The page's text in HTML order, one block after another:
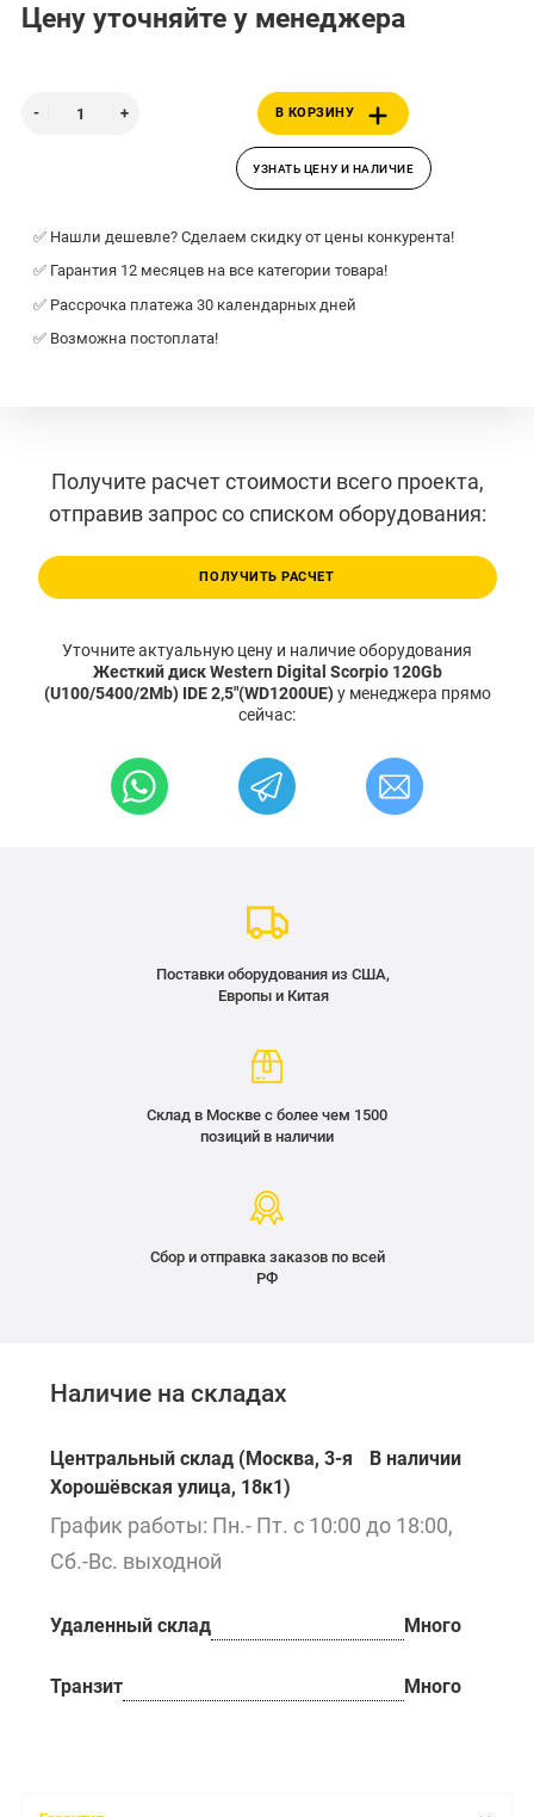
Цену уточняйте у менеджера
В КОРЗИНУ
УЗНАТЬ ЦЕНУ И НАЛИЧИЕ
✅ Нашли дешевле? Сделаем скидку от цены конкурента!
✅ Гарантия 12 месяцев на все категории товара!
✅ Рассрочка платежа 30 календарных дней
✅ Возможна постоплата!
Получите расчет стоимости всего проекта,
отправив запрос со списком оборудования:
ПОЛУЧИТЬ РАСЧЕТ
Уточните актуальную цену и наличие оборудования
Жесткий диск Western Digital Scorpio 120Gb
(U100/5400/2Mb) IDE 2,5"(WD1200UE)у менеджера прямо
сейчас:
Поставки оборудования из США,
Европы и Китая
Склад в Москве с более чем 1500
позиций в наличии
Сбор и отправка заказов по всей
РФ
Наличие на складах
Центральный склад (Москва, 3-я
Хорошёвская улица, 18к1)
В наличии
График работы: Пн.- Пт. с 10:00 до 18:00,
Сб.-Вс. выходной
Удаленный склад Много
Транзит Много